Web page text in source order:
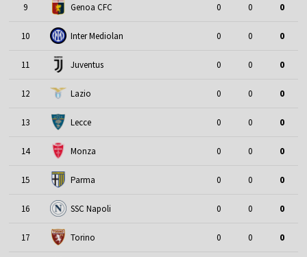
9 Genoa CFC 0 0 0
10 Inter Mediolan 0 0 0
11 Juventus 0 0 0
12 Lazio 0 0 0
13 Lecce 0 0 0
14 Monza 0 0 0
15 Parma 0 0 0
16 SSC Napoli 0 0 0
17 Torino 0 0 0